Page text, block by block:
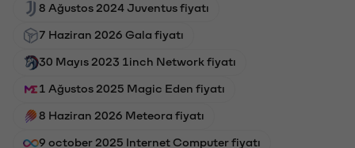
8 Ağustos 2024 Juventus fiyatı
7 Haziran 2026 Gala fiyatı
30 Mayıs 2023 1inch Network fiyatı
1 Ağustos 2025 Magic Eden fiyatı
8 Haziran 2026 Meteora fiyatı
9 october 2025 Internet Computer fiyatı